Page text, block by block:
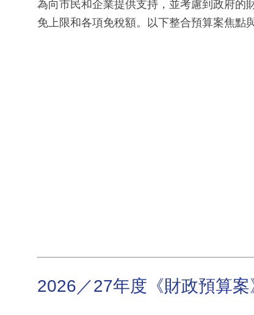
為向市民和企業提供支持，並考慮到政府的
免上限和各項免稅額。以下整合預算案焦點
2026／27年度《財政預算